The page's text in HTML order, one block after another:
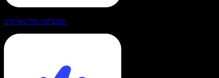
ספיצ'יפיי מול נארקיט